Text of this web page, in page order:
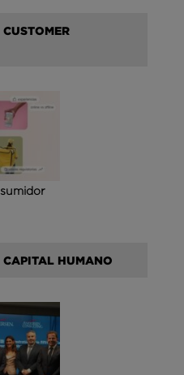
CAPITAL HUMANO